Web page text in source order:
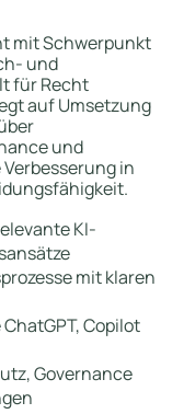
mit Schwerpunkt
und
für Recht
auf Umsetzung
und
in
KI-
mit klaren
Copilot
Governance